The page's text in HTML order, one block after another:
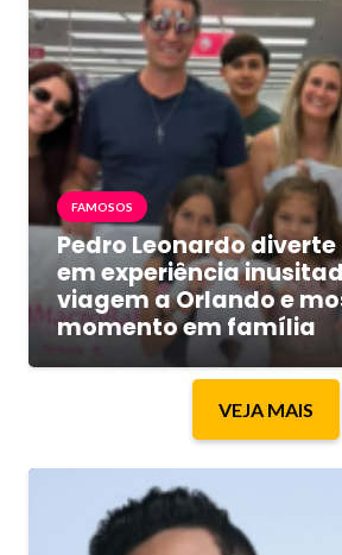
FAMOSOS
Pedro Leonardo
em experiência
viagem a Orlando e
momento em família
VEJA MAIS